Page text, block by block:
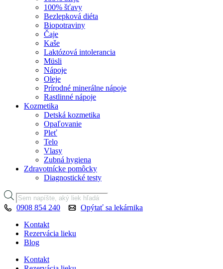
100% šťavy
Bezlepková diéta
Biopotraviny
Čaje
Kaše
Laktózová intolerancia
Müsli
Nápoje
Oleje
Prírodné minerálne nápoje
Rastlinné nápoje
Kozmetika
Detská kozmetika
Opaľovanie
Pleť
Telo
Vlasy
Zubná hygiena
Zdravotnícke pomôcky
Diagnostické testy
Products
search
0908 854 240
Opýtať sa lekárnika
Kontakt
Rezervácia lieku
Blog
Kontakt